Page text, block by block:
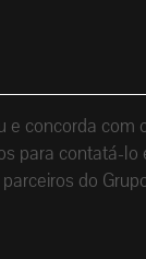
concorda
para contatá-
do